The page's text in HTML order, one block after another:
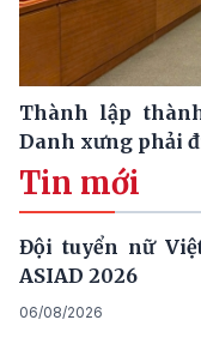
Thành lập
Danh xưng phải
Tin mới
Đội tuyển nữ
ASIAD 2026
06/08/2026